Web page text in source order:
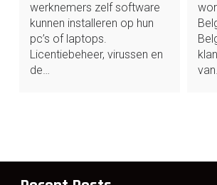
werknemers zelf software
kunnen installeren op hun
pc’s of laptops.
Licentiebeheer, virussen en
de…
pagination